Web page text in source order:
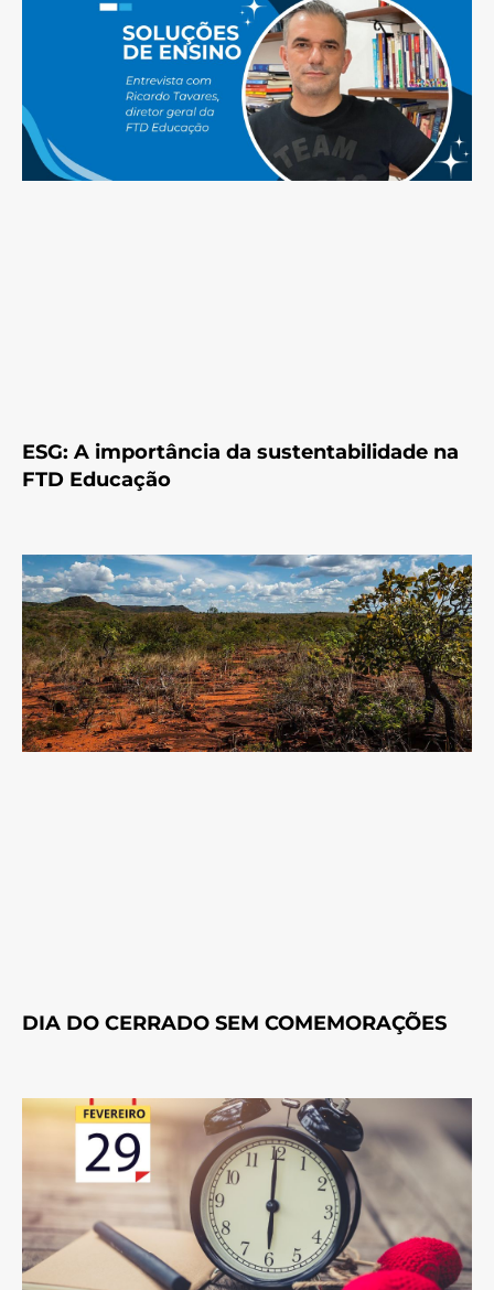
ESG: A importância da sustentabilidade na
FTD Educação
DIA DO CERRADO SEM COMEMORAÇÕES